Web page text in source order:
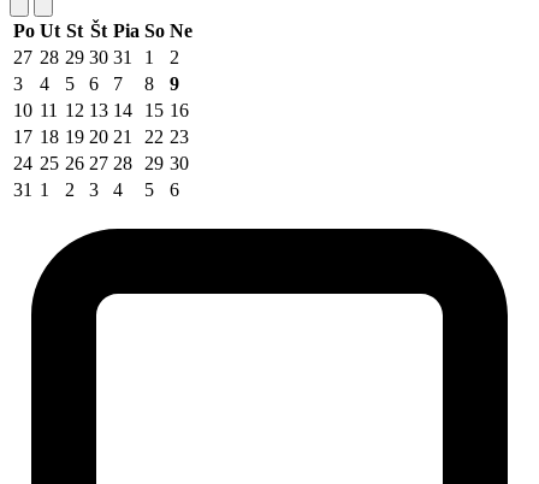
Po Ut St Št Pia So Ne
27 28 29 30 31 1
2
3
4 5 6 7 8
9
10 11 12 13 14 15 16
17 18 19 20 21 22 23
24 25 26 27 28 29 30
31 1 2 3 4 5 6